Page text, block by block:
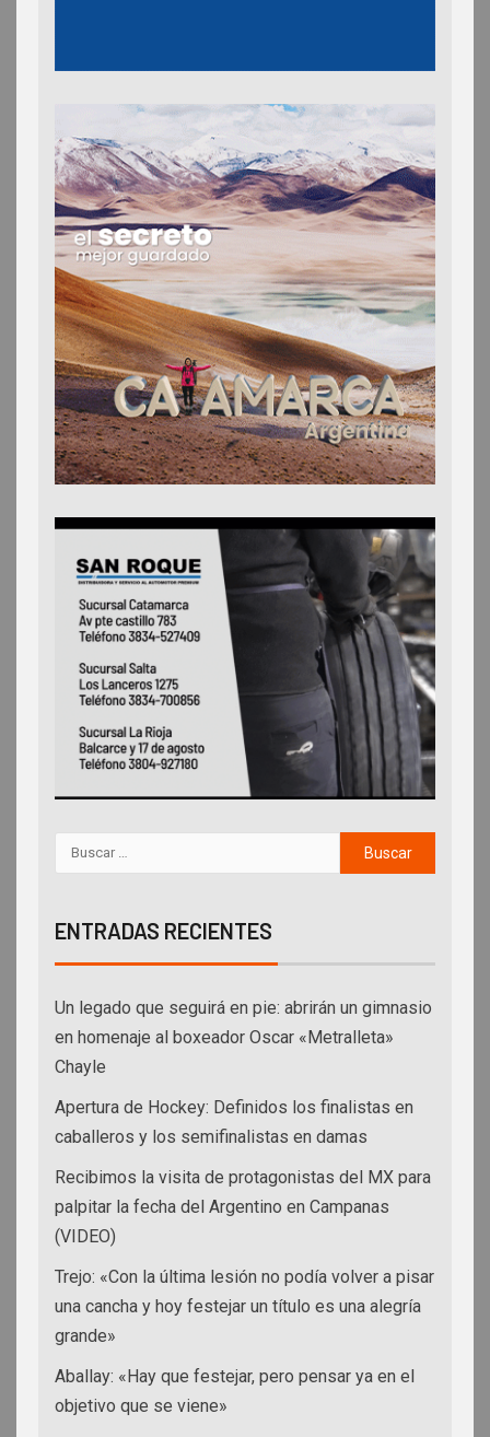
ENTRADAS RECIENTES
Un legado que seguirá en pie: abrirán un gimnasio
en homenaje al boxeador Oscar «Metralleta»
Chayle
Apertura de Hockey: Definidos los finalistas en
caballeros y los semifinalistas en damas
Recibimos la visita de protagonistas del MX para
palpitar la fecha del Argentino en Campanas
(VIDEO)
Trejo: «Con la última lesión no podía volver a pisar
una cancha y hoy festejar un título es una alegría
grande»
Aballay: «Hay que festejar, pero pensar ya en el
objetivo que se viene»